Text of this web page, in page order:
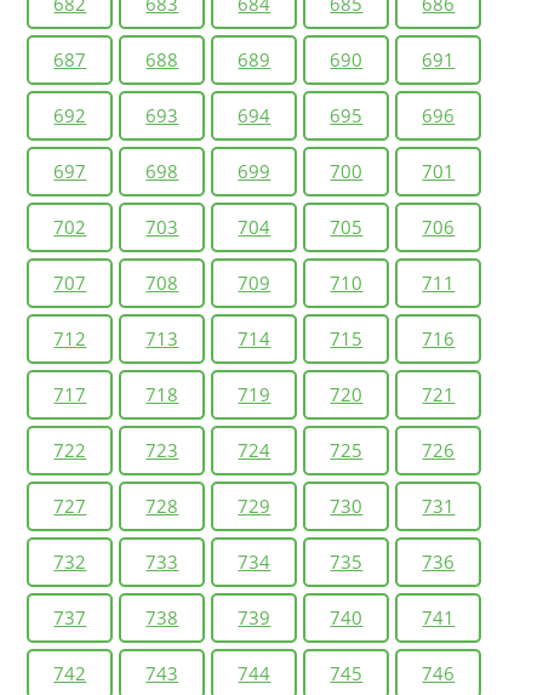
687 688 689 690 691
692 693 694 695 696
697 698 699 700 701
702 703 704 705 706
707 708 709 710 711
712 713 714 715 716
717 718 719 720 721
722 723 724 725 726
727 728 729 730 731
732 733 734 735 736
737 738 739 740 741
742 743 744 745 746